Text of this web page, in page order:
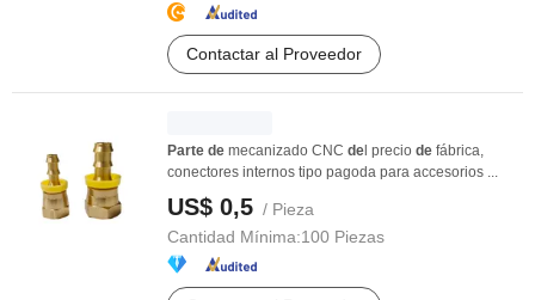
Contactar al Proveedor
Parte de mecanizado CNC de l precio de fábrica,
conectores internos tipo pagoda para accesorios ...
US$ 0,5 / Pieza
Cantidad Mínima:100 Piezas